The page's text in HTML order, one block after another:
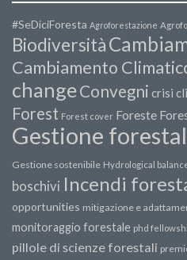
#SeDiciForesta Agroforestazione
Biodiversità
Cambiamento
changeConvegni crisi
Forest Forest cover Foreste
Gestione
Gestione sostenibile Hydrological
boschivi Incendi
opportunities mitigazione e
monitoraggio forestale phd
pillole di scienze forestali